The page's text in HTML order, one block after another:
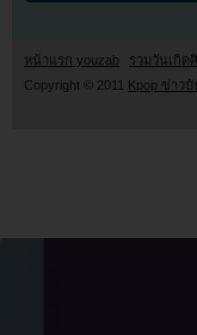
หน้าแรก youzab รวมวันเกิด
Copyright © 2011 Kpop ข่าว